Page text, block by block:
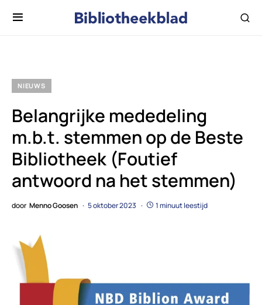
NIEUWS
Belangrijke mededeling
m.b.t. stemmen op de Beste
Bibliotheek (Foutief
antwoord na het stemmen)
door Menno Goosen 5 oktober 2023 1 minuut leestijd